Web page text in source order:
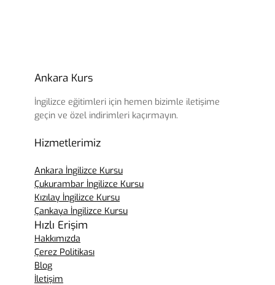
Ankara Kurs
İngilizce eğitimleri için hemen bizimle iletişime
geçin ve özel indirimleri kaçırmayın.
Hizmetlerimiz
Ankara İngilizce Kursu
Çukurambar İngilizce Kursu
Kızılay İngilizce Kursu
Çankaya İngilizce Kursu
Hızlı Erişim
Hakkımızda
Çerez Politikası
Blog
İletişim